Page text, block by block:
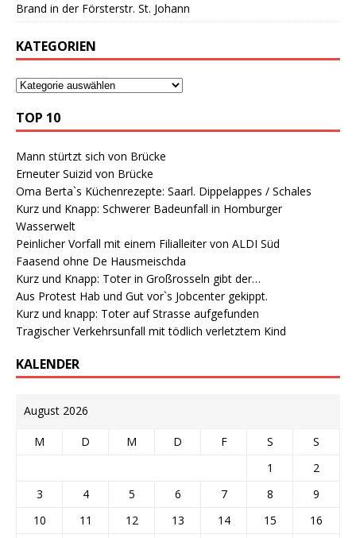
Brand in der Försterstr. St. Johann
KATEGORIEN
TOP 10
Mann stürtzt sich von Brücke
Erneuter Suizid von Brücke
Oma Berta`s Küchenrezepte: Saarl. Dippelappes / Schales
Kurz und Knapp: Schwerer Badeunfall in Homburger
Wasserwelt
Peinlicher Vorfall mit einem Filialleiter von ALDI Süd
Faasend ohne De Hausmeischda
Kurz und Knapp: Toter in Großrosseln gibt der…
Aus Protest Hab und Gut vor`s Jobcenter gekippt.
Kurz und knapp: Toter auf Strasse aufgefunden
Tragischer Verkehrsunfall mit tödlich verletztem Kind
KALENDER
August 2026
M D M D F S
S
1
2
3
4 5 6 7 8
9
10
11 12 13 14 15
16